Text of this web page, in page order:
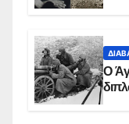
Ο